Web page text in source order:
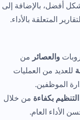
أفضل، بالإضافة إلى
المتعلقة بالأداء.
والعصائر من
للعديد من العمليات
الموظفين.
بكفاءة من خلال
الأداء العام.